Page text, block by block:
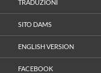
TRADUZIONI
SITO DAMS
ENGLISH VERSION
FACEBOOK